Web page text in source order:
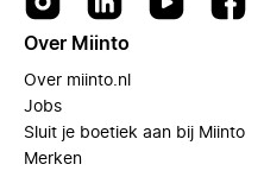
Over Miinto
Over miinto.nl
Jobs
Sluit je boetiek aan bij Miinto
Merken